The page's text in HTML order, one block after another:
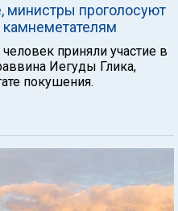
министры проголосуют
камнеметателям
приняли участие в
Иегуды Глика,
покушения.